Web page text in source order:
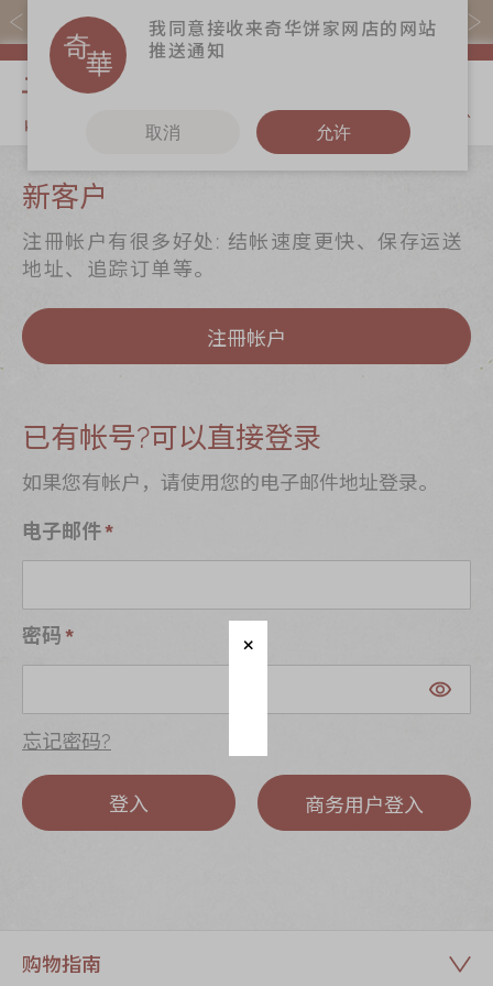
易赏钱会员凭推广码购买现货产品可赚易赏钱($5=1分)
关于奇华
奇华传奇
最新推广
商务销售
奇华网志
奇华饼食
贺年食品
手信礼品
时令食品
FRIENDS礼盒
所有产品
产品价目表
更多
奇华工作坊
EN 繁體
已有帐号?可以直接登录
如果您有帐户，请使用您的电子邮件地址登录。
电子邮件
密码
登入 商务用户登入
忘记密码?
新客户
注冊帐户有很多好处: 结帐速度更快、保存运送
地址、追踪订单等。
注冊帐户
购物指南
我同意接收来奇华饼家网店的网站
推送通知
取消 允许